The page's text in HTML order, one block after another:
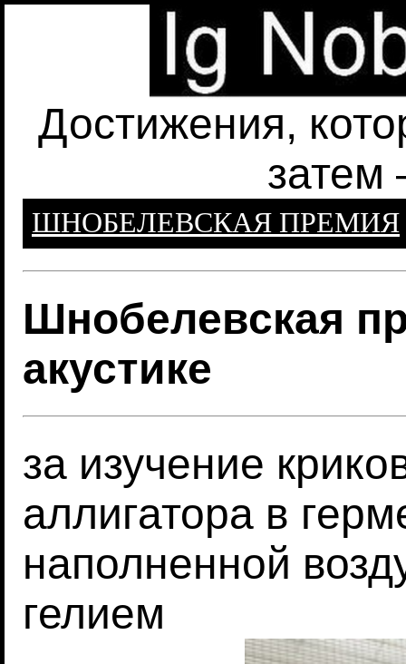
Достижения,
затем
ШНОБЕЛЕВСКАЯ ПРЕМИЯ
Шнобелевская
акустике
за изучение
аллигатора в
наполненной
гелием